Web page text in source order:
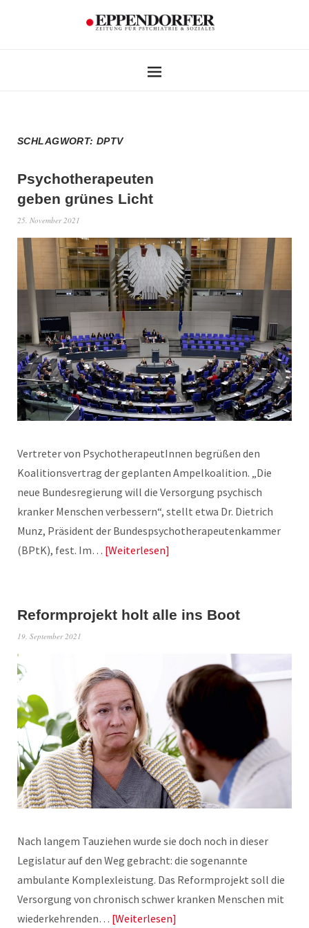
SCHLAGWORT:DPTV
Psychotherapeuten
geben grünes Licht
25. November 2021
Vertreter von PsychotherapeutInnen begrüßen den
Koalitionsvertrag der geplanten Ampelkoalition. „Die
neue Bundesregierung will die Versorgung psychisch
kranker Menschen verbessern“, stellt etwa Dr. Dietrich
Munz, Präsident der Bundespsychotherapeutenkammer
(BPtK), fest. Im… Weiterlesen
Reformprojekt holt alle ins Boot
19. September 2021
Nach langem Tauziehen wurde sie doch noch in dieser
Legislatur auf den Weg gebracht: die sogenannte
ambulante Komplexleistung. Das Reformprojekt soll die
Versorgung von chronisch schwer kranken Menschen mit
wiederkehrenden… Weiterlesen